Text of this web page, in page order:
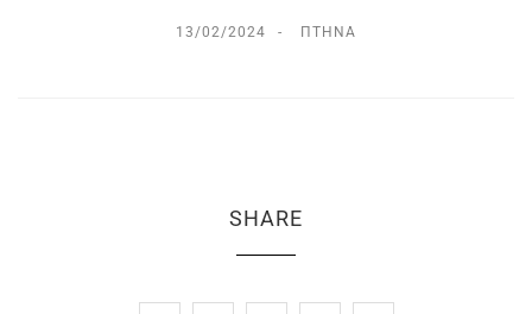
13/02/2024 ΠΤΗΝΆ
SHARE